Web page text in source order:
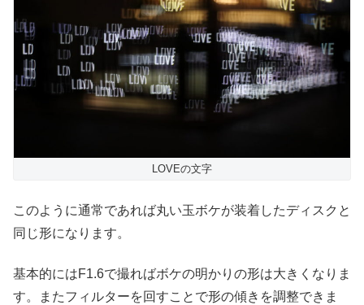
LOVEの文字
このように通常であれば丸い玉ボケが装着したディスクと
同じ形になります。
基本的にはF1.6で撮ればボケの明かりの形は大きくなりま
す。またフィルターを回すことで形の傾きを調整できま